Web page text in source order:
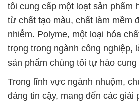
tôi cung cấp một loạt sản phẩm
từ chất tạo màu, chất làm mềm
nhiễm. Polyme, một loại hóa
trọng trong ngành công nghiệp,
sản phẩm chúng tôi tự hào cung
Trong lĩnh vực ngành nhuộm,
đáng tin cậy, mang đến các giải